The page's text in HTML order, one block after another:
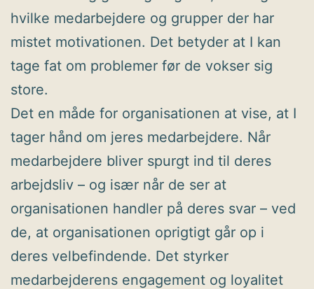
hvilke medarbejdere og grupper der har
mistet motivationen. Det betyder at I kan
tage fat om problemer før de vokser sig
store.
Det en måde for organisationen at vise, at I
tager hånd om jeres medarbejdere. Når
medarbejdere bliver spurgt ind til deres
arbejdsliv – og især når de ser at
organisationen handler på deres svar – ved
de, at organisationen oprigtigt går op i
deres velbefindende. Det styrker
medarbejderens engagement og loyalitet